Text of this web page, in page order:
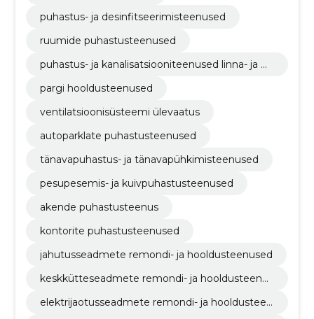
puhastus- ja desinfitseerimisteenused
ruumide puhastusteenused
puhastus- ja kanalisatsiooniteenused linna- ja m
d
pargi hooldusteenused
ventilatsioonisüsteemi ülevaatus
autoparklate puhastusteenused
tänavapuhastus- ja tänavapühkimisteenused
pesupesemis- ja kuivpuhastusteenused
akende puhastusteenus
kontorite puhastusteenused
jahutusseadmete remondi- ja hooldusteenused
keskkütteseadmete remondi- ja hooldusteenus
elektrijaotusseadmete remondi- ja hooldusteen